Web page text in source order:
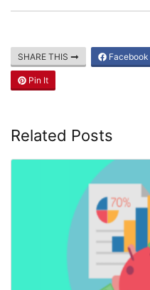
SHARE THIS Facebook
Pin It
Related Posts